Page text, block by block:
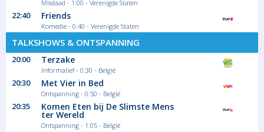
Dancer in the Dark
1964. De Tsjechische Selma is een
alleenstaande...
Film Drama
00:25
Het Weer
Misdaad - 1:00 - Verenigde Staten
22:40 Friends
Komedie - 0:40 - Verenigde Staten
TALKSHOWS & ONTSPANNING
20:00 Terzake
Informatief - 0:30 - België
20:30 Met Vier in Bed
Ontspanning - 0:50 - België
20:35 Komen Eten bij De Slimste Mens
ter Wereld
Ontspanning - 1:05 - België